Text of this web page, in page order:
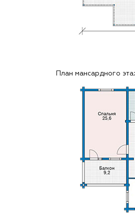
План мансардного